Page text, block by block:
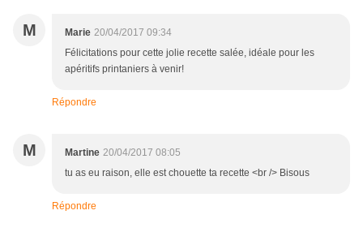
M Marie 20/04/2017 09:34
Félicitations pour cette jolie recette salée, idéale pour les
apéritifs printaniers à venir!
Répondre
M Martine 20/04/2017 08:05
tu as eu raison, elle est chouette ta recette <br /> Bisous
Répondre